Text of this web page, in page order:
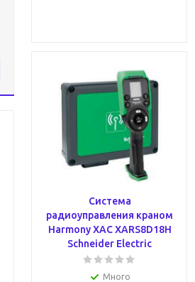
Система
радиоуправления краном
Harmony XAC XARS8D18H
Schneider Electric
Много